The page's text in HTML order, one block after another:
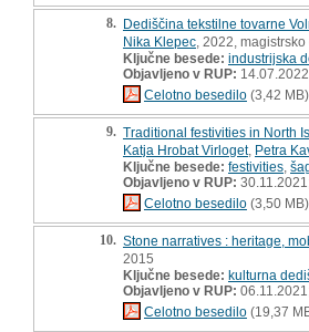
8. Dediščina tekstilne tovarne
Nika Klepec , 2022,
Ključne besede: industrijska
Objavljeno v RUP:
Celotno besedilo (3,42 MB)
9. Traditional festivities in North
Katja Hrobat Virloget, Petra
Ključne besede: festivities
Objavljeno v RUP:
Celotno besedilo (3,50 MB)
10. Stone narratives : heritage,
2015
Ključne besede: kulturna
Objavljeno v RUP:
Celotno besedilo (19,37